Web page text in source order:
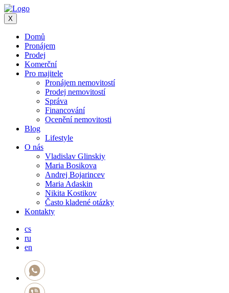
X
Domů
Pronájem
Prodej
Komerční
Pro majitele
Pronájem nemovitostí
Prodej nemovitostí
Správa
Financování
Ocenění nemovitosti
Blog
Lifestyle
O nás
Vladislav Glinskiy
Maria Bosikova
Andrej Bojarincev
Maria Adaskin
Nikita Kostikov
Často kladené otázky
Kontakty
cs
ru
en